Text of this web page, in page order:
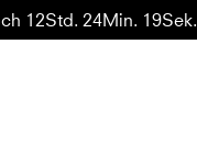
12Std. 24Min. 17Sek.